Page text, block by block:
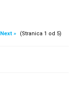
Next » (Stranica 1 od 5)